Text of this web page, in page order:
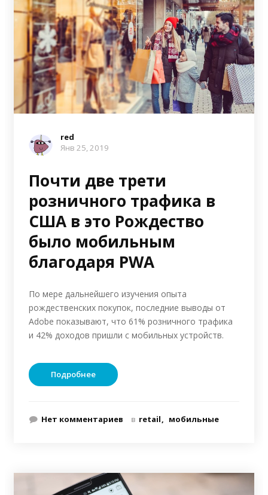
red
Янв 25, 2019
Почти две трети
розничного трафика в
США в это Рождество
было мобильным
благодаря PWA
По мере дальнейшего изучения опыта
рождественских покупок, последние выводы от
Adobe показывают, что 61% розничного трафика
и 42% доходов пришли с мобильных устройств.
Подробнее
Нет комментариев в retail мобильные